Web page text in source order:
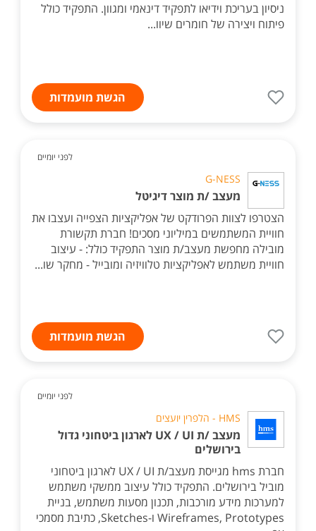
ניסיון בעריכת וידיאו לתפקיד דינאמי ומגוון. התפקיד כולל
פיתוח ויצירה של חומרים שיוו...
הגשת מועמדות
לפני יומיים
G-NESS
מעצב /ת מוצר דיגיטל
הצטרפו לצוות הפרודקט של אפליקציות הצפייה ועצבו את
חוויית המשתמשים במיליוני מסכים! חברת תקשורת
מובילה מחפשת מעצב/ת מוצר התפקיד כולל: - עיצוב
חוויית משתמש לאפליקציות טלוויזיה ומובייל - מחקר שו...
הגשת מועמדות
לפני יומיים
HMS - הלפרין יועצים
מעצב /ת UX / UI לארגון ביטחוני גדול
בירושלים
חברת hms מגייסת מעצב/ת UX / UI לארגון ביטחוני
מוביל בירושלים. התפקיד כולל עיצוב ממשקי משתמש
למערכות מידע מורכבות, תכנון מסעות משתמש, בניית
Wireframes, Prototypes ו-Sketches, כתיבת מסמכי